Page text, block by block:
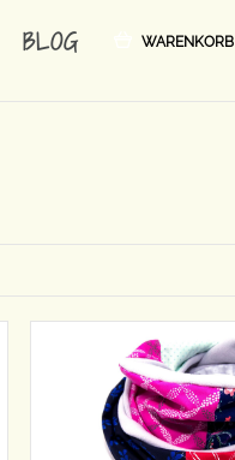
BLOG WARENKORB